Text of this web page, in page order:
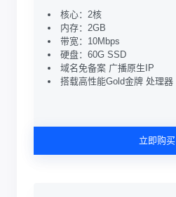
核心：2核
内存：2GB
带宽：10Mbps
硬盘：60G SSD
域名免备案 广播原生IP
搭载高性能Gold金牌 处理器
立即购买